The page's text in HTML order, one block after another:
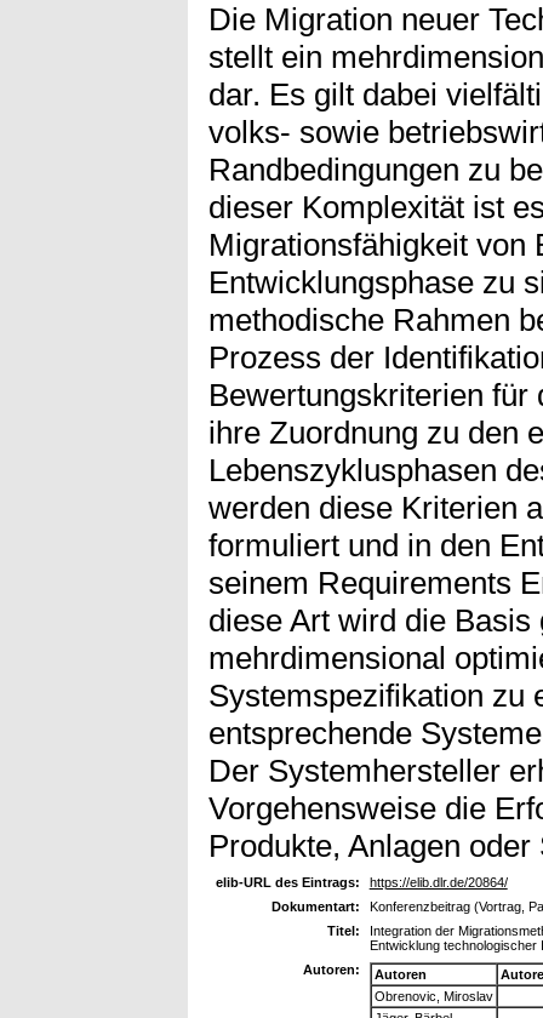
Die Migration neuer
stellt ein
dar. Es gilt dabei
volks- sowie
Randbedingungen zu
dieser Komplexität ist
Migrationsfähigkeit von
Entwicklungsphase zu
methodische Rahmen
Prozess der
Bewertungskriterien für
ihre Zuordnung zu den
Lebenszyklusphasen
werden diese Kriterien
formuliert und in den
seinem Requirements
diese Art wird die Basis
mehrdimensional
Systemspezifikation zu
entsprechende
Der Systemhersteller
Vorgehensweise die
Produkte, Anlagen
elib-URL des Eintrags:
https://elib.dlr.de/20864/
Dokumentart:
Konferenzbeitrag (Vortrag,
Titel:
Integration der
Entwicklung technologischer
Autoren:
Autoren
Obrenovic, Miroslav